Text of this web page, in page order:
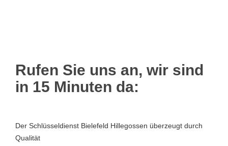
Rufen Sie uns an, wir sind
in 15 Minuten da:
Der Schlüsseldienst Bielefeld Hillegossen überzeugt durch
Qualität